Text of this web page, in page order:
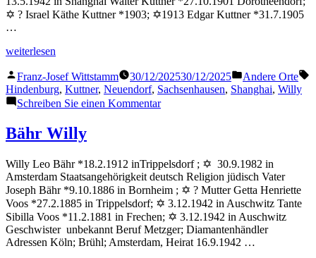
✡ ? Israel Käthe Kuttner *1903; ✡1913 Edgar Kuttner *31.7.1905
…
„Kuttner
weiterlesen
Veröffentlicht
von
Franz-Josef Wittstamm 30/12/202530/12/2025
Veröffentlicht
in
Andere Orte
Hindenburg, Kuttner, Neuendorf, Sachsenhausen, Shanghai, Willy
Schreiben Sie einen Kommentarzu
Bähr Willy
Willy Leo Bähr *18.2.1912 inTrippelsdorf ; ✡ 30.9.1982 in
Amsterdam Staatsangehörigkeit deutsch Religion jüdisch Vater
Joseph Bähr *9.10.1886 in Bornheim ; ✡ ? Mutter Getta Henriette
Voos *27.2.1885 in Trippelsdorf; ✡ 3.12.1942 in Auschwitz Tante
Sibilla Voos *11.2.1881 in Frechen; ✡ 3.12.1942 in Auschwitz
Geschwister unbekannt Beruf Metzger; Diamantenhändler
Adressen Köln; Brühl; Amsterdam, Heirat 16.9.1942 …